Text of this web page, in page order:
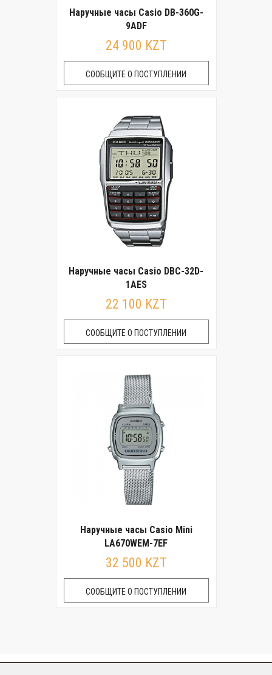
Наручные часы Casio DB-360G-
9ADF
24 900 KZT
СООБЩИТЕ О ПОСТУПЛЕНИИ
Наручные часы Casio DBC-32D-
1AES
22 100 KZT
СООБЩИТЕ О ПОСТУПЛЕНИИ
Наручные часы Casio Mini
LA670WEM-7EF
32 500 KZT
СООБЩИТЕ О ПОСТУПЛЕНИИ